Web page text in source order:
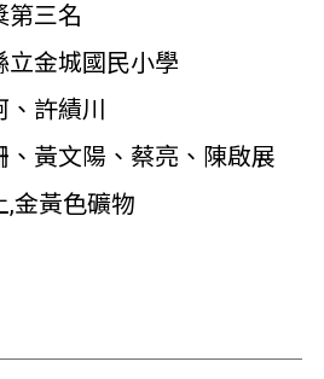
第三名
立金城國民小學
許績川
、黃文陽、蔡亮、陳啟展
,金黃色礦物